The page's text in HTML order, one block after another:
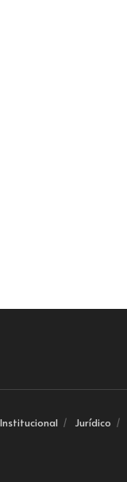
Institucional Jurídico